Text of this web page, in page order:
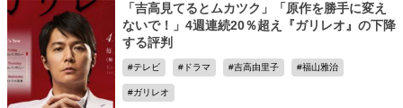
「吉高見てるとムカツク」「原作を勝手に変え
ないで！」4週連続20％超え『ガリレオ』の下降
する評判
テレビ ドラマ 吉高由里子 福山雅治
ガリレオ